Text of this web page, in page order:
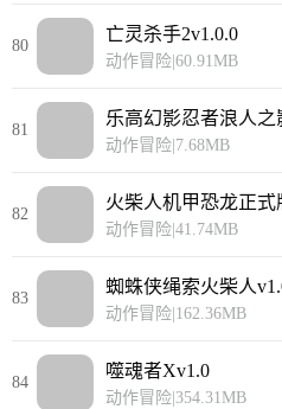
80
亡灵杀手2v1.0.0
动作冒险 60.91MB
81
乐高幻影忍者浪人之
动作冒险 7.68MB
82
火柴人机甲恐龙正式
动作冒险 41.74MB
83
蜘蛛侠绳索火柴人
动作冒险 162.36MB
84
噬魂者Xv1.0
动作冒险 354.31MB